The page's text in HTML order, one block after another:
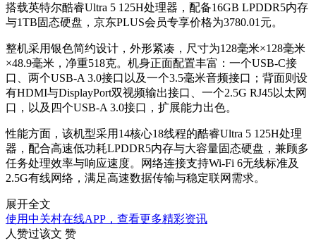
搭载英特尔酷睿Ultra 5 125H处理器，配备16GB LPDDR5内存
与1TB固态硬盘，京东PLUS会员专享价格为3780.01元。
整机采用银色简约设计，外形紧凑，尺寸为128毫米×128毫米
×48.9毫米，净重518克。机身正面配置丰富：一个USB-C接
口、两个USB-A 3.0接口以及一个3.5毫米音频接口；背面则设
有HDMI与DisplayPort双视频输出接口、一个2.5G RJ45以太网
口，以及四个USB-A 3.0接口，扩展能力出色。
性能方面，该机型采用14核心18线程的酷睿Ultra 5 125H处理
器，配合高速低功耗LPDDR5内存与大容量固态硬盘，兼顾多
任务处理效率与响应速度。网络连接支持Wi-Fi 6无线标准及
2.5G有线网络，满足高速数据传输与稳定联网需求。
展开全文
使用中关村在线APP，查看更多精彩资讯
人赞过该文 赞